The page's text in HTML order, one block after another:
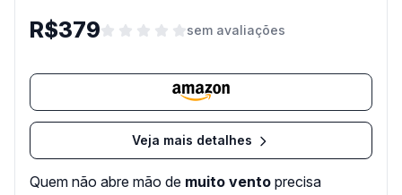
R$379 sem avaliações
Veja mais detalhes
Quem não abre mão de muito vento precisa